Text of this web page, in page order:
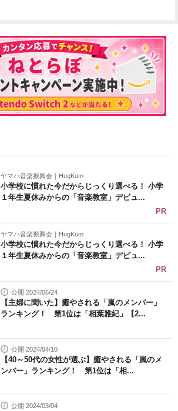
ヤマハ音楽振興会｜HugKum
小学校に慣れた今だからじっくり選べる！ 小学
１年生夏休みからの「音楽教室」デビュ...
PR
ヤマハ音楽振興会｜HugKum
小学校に慣れた今だからじっくり選べる！ 小学
１年生夏休みからの「音楽教室」デビュ...
PR
公開 2024/06/24
【主婦に聞いた】癒やされる「嵐のメンバー」
ランキング！ 第1位は「相葉雅紀」【2...
公開 2024/04/10
【40～50代の女性が選ぶ】癒やされる「嵐のメ
ンバー」ランキング！ 第1位は「相...
公開 2024/03/04